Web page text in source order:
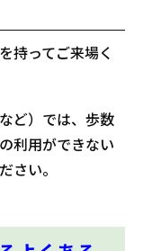
持ってご来場く
ど）では、歩数
利用ができない
さい。